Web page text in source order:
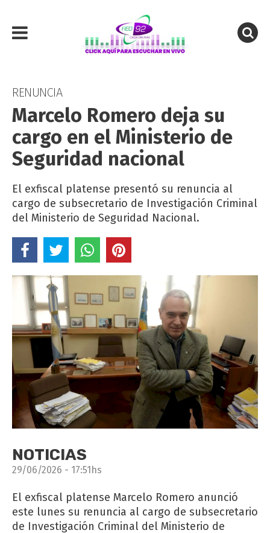
RENUNCIA
Marcelo Romero deja su
cargo en el Ministerio de
Seguridad nacional
El exfiscal platense presentó su renuncia al
cargo de subsecretario de Investigación Criminal
del Ministerio de Seguridad Nacional.
NOTICIAS
29/06/2026 - 17:51hs
El exfiscal platense Marcelo Romero anunció
este lunes su renuncia al cargo de subsecretario
de Investigación Criminal del Ministerio de